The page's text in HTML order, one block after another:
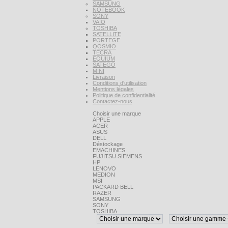
SAMSUNG
NOTEBOOK
SONY
VAIO
TOSHIBA
SATELLITE
PORTEGE
QOSMIO
TECRA
EQUIUM
SATEGO
MINI
Livraison
Conditions d'utilisation
Mentions légales
Politique de confidentialité
Contactez-nous
Choisir une marque
APPLE
ACER
ASUS
DELL
Déstockage
EMACHINES
FUJITSU SIEMENS
HP
LENOVO
MEDION
MSI
PACKARD BELL
RAZER
SAMSUNG
SONY
TOSHIBA